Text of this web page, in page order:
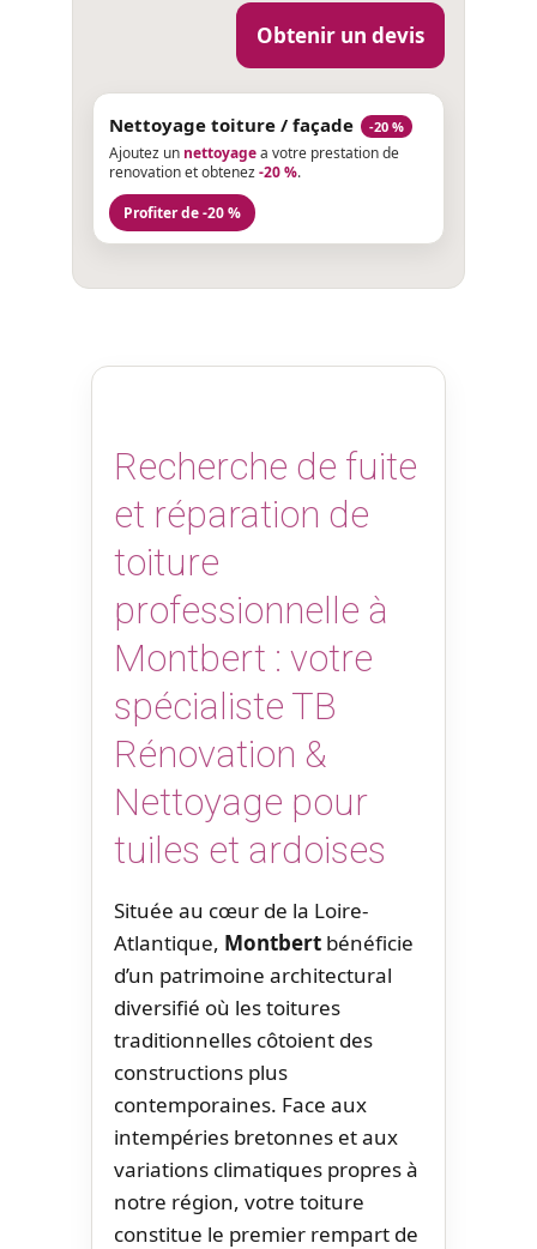
Obtenir un devis
Nettoyage toiture / façade -20 %
Ajoutez un nettoyagea votre prestation de
renovation et obtenez-20 %.
Profiter de -20 %
Recherche de fuite
et réparation de
toiture
professionnelle à
Montbert : votre
spécialiste TB
Rénovation &
Nettoyage pour
tuiles et ardoises
Située au cœur de la Loire-
Atlantique, Montbert bénéficie
d’un patrimoine architectural
diversifié où les toitures
traditionnelles côtoient des
constructions plus
contemporaines. Face aux
intempéries bretonnes et aux
variations climatiques propres à
notre région, votre toiture
constitue le premier rempart de